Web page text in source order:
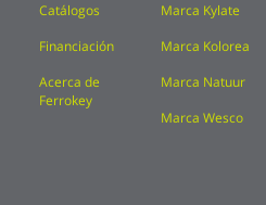
Catálogos
Financiación
Acerca de
Ferrokey
Marca Kylate
Marca Kolorea
Marca Natuur
Marca Wesco